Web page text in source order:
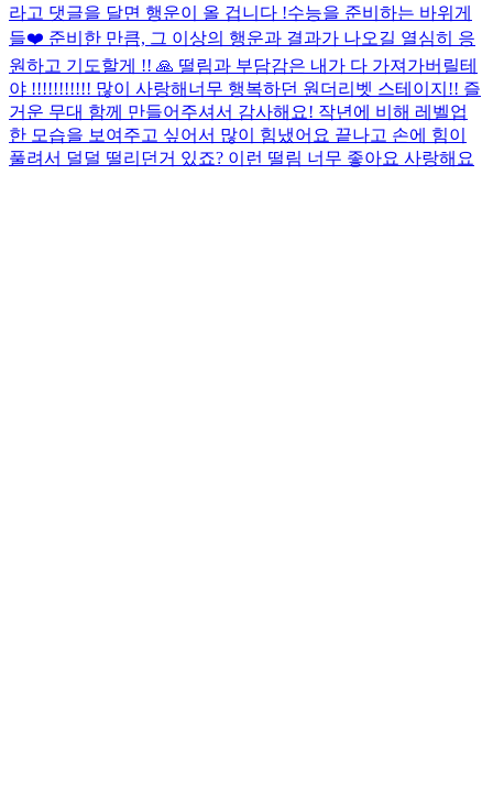
라고 댓글을 달면 행운이 올 겁니다 !수능을 준비하는 바위게
들❤️ 준비한 만큼, 그 이상의 행운과 결과가 나오길 열심히 응
원하고 기도할게 !! 🙏 떨림과 부담감은 내가 다 가져가버릴테
야 !!!!!!!!!!! 많이 사랑해 너무 행복하던 원더리벳 스테이지!! 즐
거운 무대 함께 만들어주셔서 감사해요! 작년에 비해 레벨업
한 모습을 보여주고 싶어서 많이 힘냈어요 끝나고 손에 힘이
풀려서 덜덜 떨리던거 있죠? 이런 떨림 너무 좋아요 사랑해요